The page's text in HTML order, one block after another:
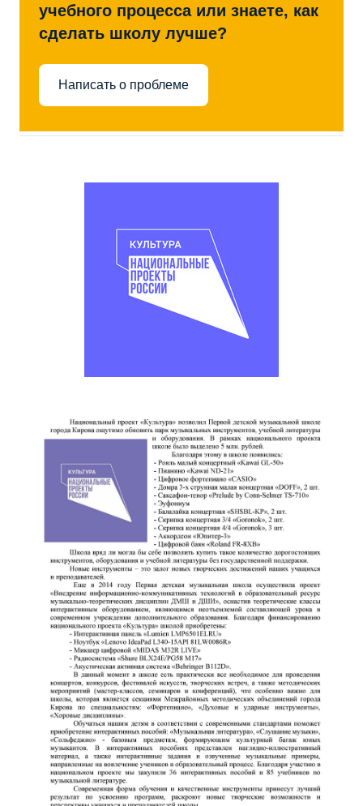
учебного процесса или знаете, как
сделать школу лучше?
Написать о проблеме